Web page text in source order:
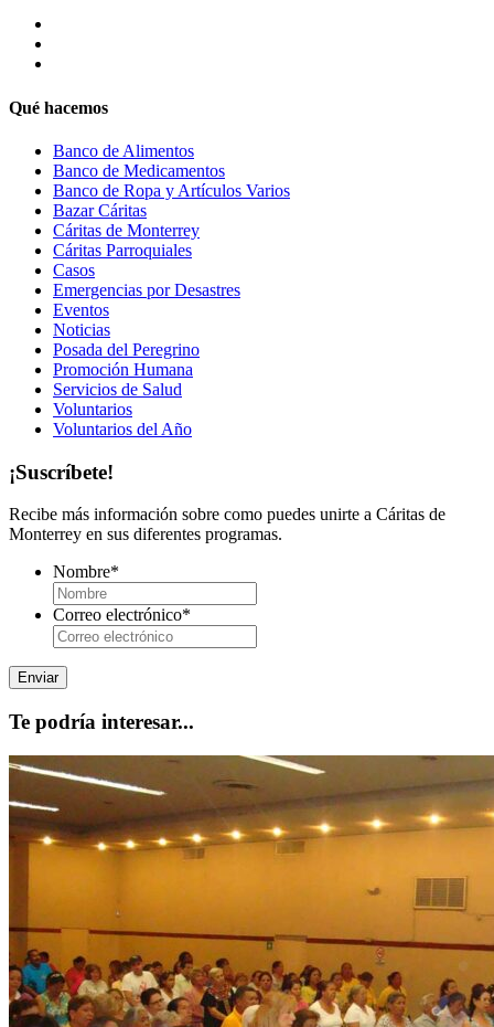
Qué hacemos
Banco de Alimentos
Banco de Medicamentos
Banco de Ropa y Artículos Varios
Bazar Cáritas
Cáritas de Monterrey
Cáritas Parroquiales
Casos
Emergencias por Desastres
Eventos
Noticias
Posada del Peregrino
Promoción Humana
Servicios de Salud
Voluntarios
Voluntarios del Año
¡Suscríbete!
Recibe más información sobre como puedes unirte a Cáritas de
Monterrey en sus diferentes programas.
Nombre*
Correo electrónico*
Te podría interesar...